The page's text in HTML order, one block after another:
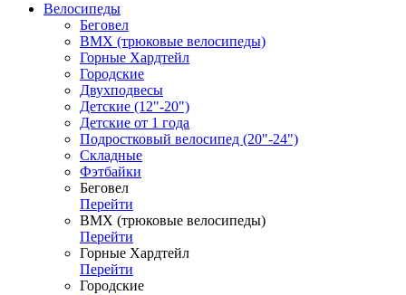
Велосипеды
Беговел
ВМХ (трюковые велосипеды)
Горные Хардтейл
Городские
Двухподвесы
Детские (12"-20")
Детские от 1 года
Подростковый велосипед (20"-24")
Складные
Фэтбайки
Беговел
Перейти
ВМХ (трюковые велосипеды)
Перейти
Горные Хардтейл
Перейти
Городские